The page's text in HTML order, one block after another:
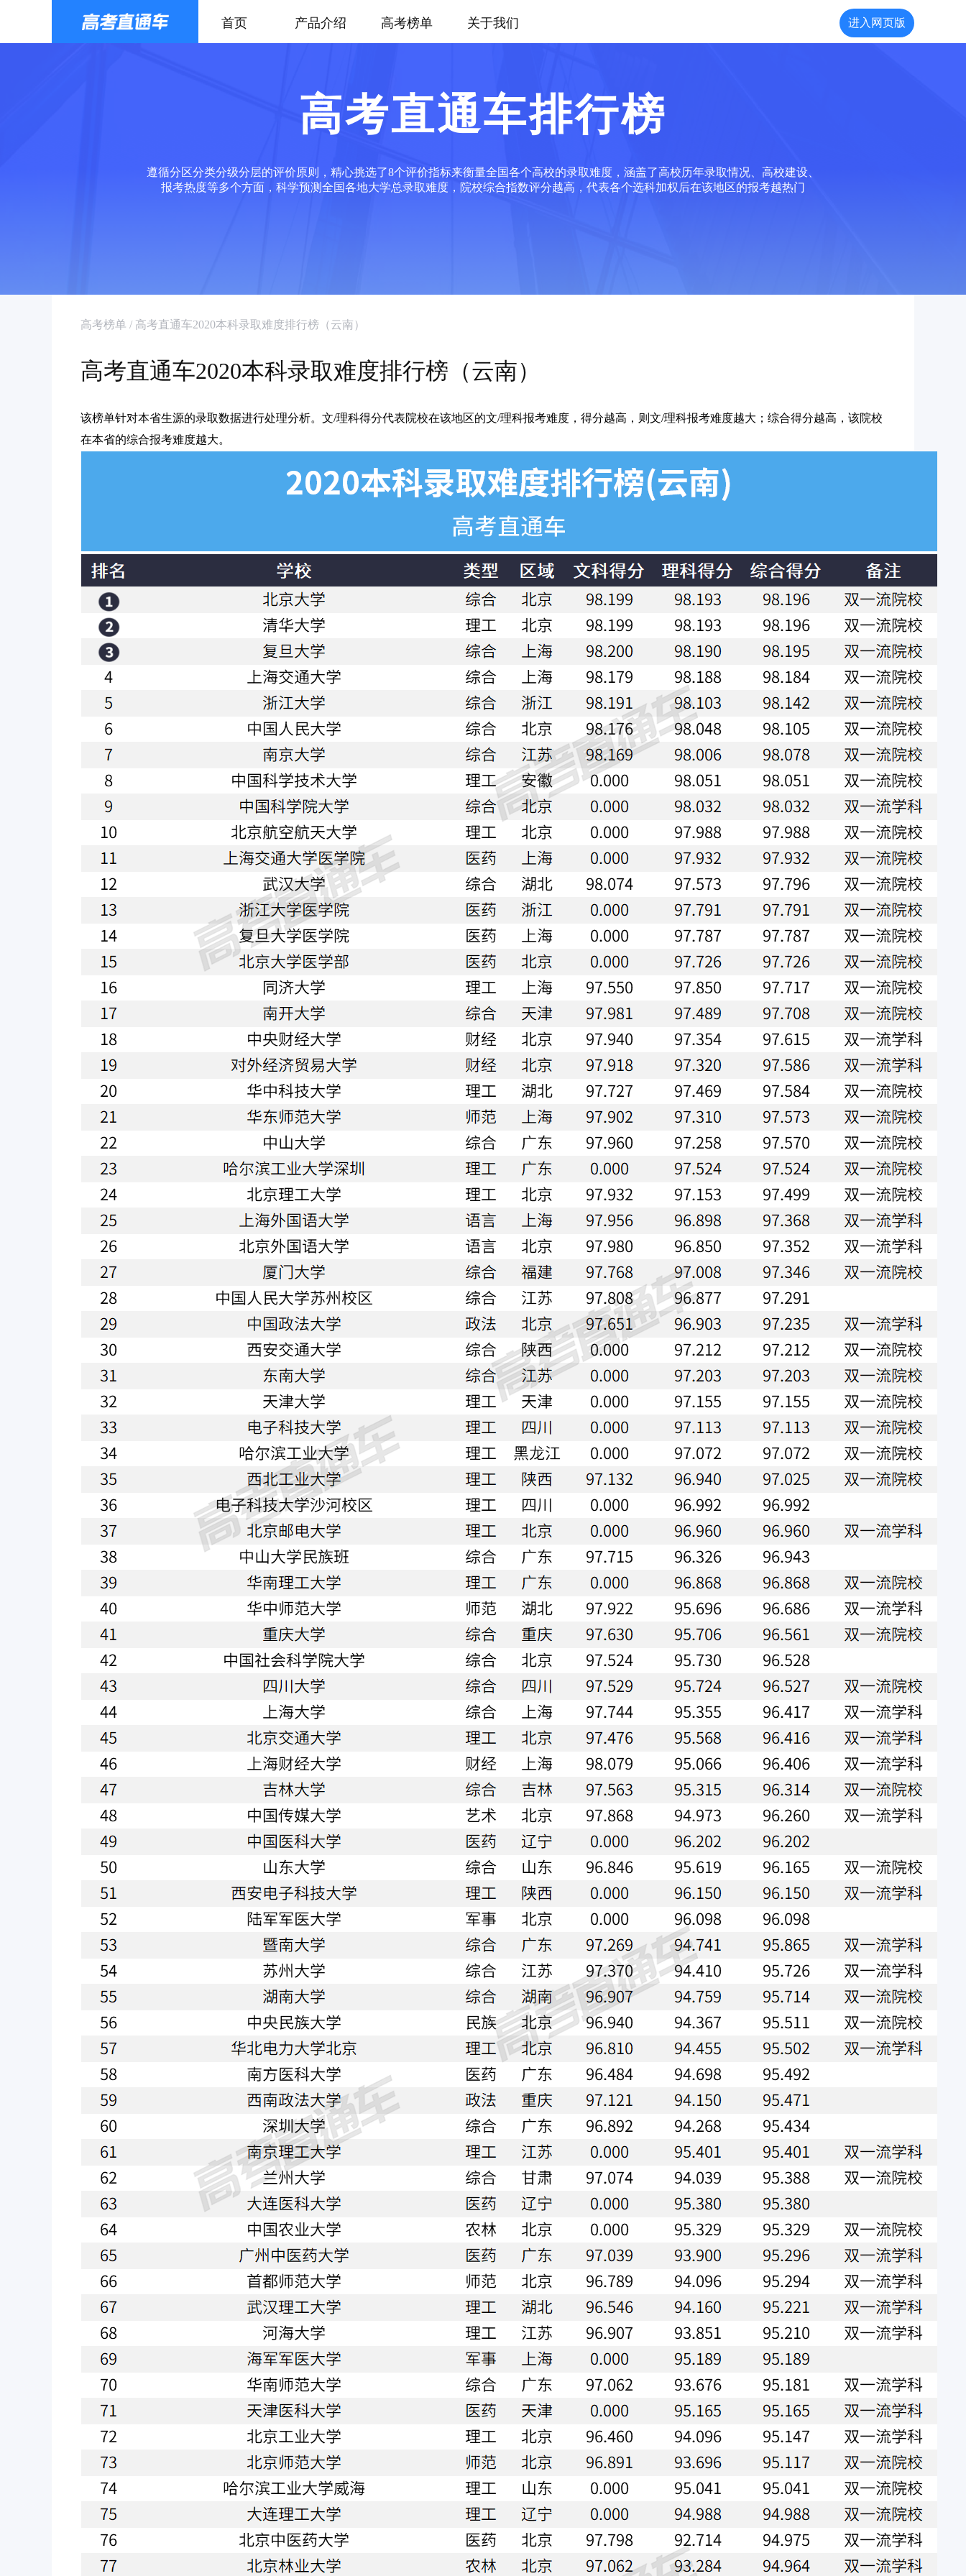
首页 产品介绍 高考榜单 关于我们 进入网页版
高考直通车排行榜
遵循分区分类分级分层的评价原则，精心挑选了8个评价指标来衡量全国各个高校的录取难度，涵盖了高校历年录取情况、高校建设、
报考热度等多个方面，科学预测全国各地大学总录取难度，院校综合指数评分越高，代表各个选科加权后在该地区的报考越热门
高考榜单 / 高考直通车2020本科录取难度排行榜（云南）
高考直通车2020本科录取难度排行榜（云南）
该榜单针对本省生源的录取数据进行处理分析。文/理科得分代表院校在该地区的文/理科报考难度，得分越高，则文/理科报考难度越大；综合得分越高，该院校
在本省的综合报考难度越大。